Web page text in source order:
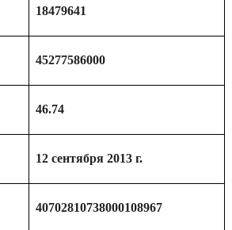
18479641
45277586000
46.74
12 сентября 2013 г.
40702810738000108967